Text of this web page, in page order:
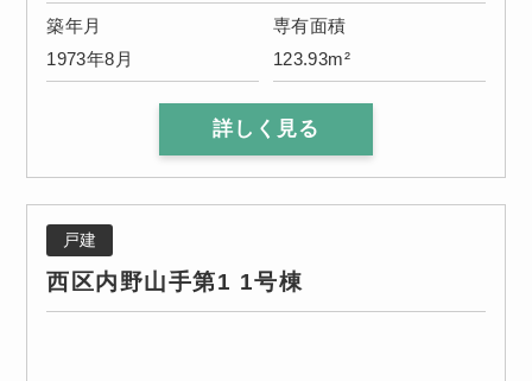
築年月
1973年8月
専有面積
123.93m²
詳しく見る
戸建
西区内野山手第1 1号棟